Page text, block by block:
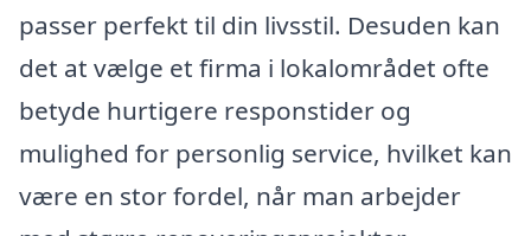
passer perfekt til din livsstil. Desuden kan
det at vælge et firma i lokalområdet ofte
betyde hurtigere responstider og
mulighed for personlig service, hvilket kan
være en stor fordel, når man arbejder